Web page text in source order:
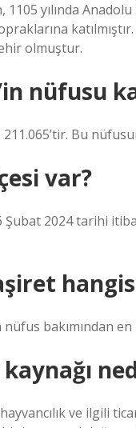
yılında Anadolu
olmuştur.
nüfusu
Bu
var?
2024 tarihi
bakımından
ve ilgili